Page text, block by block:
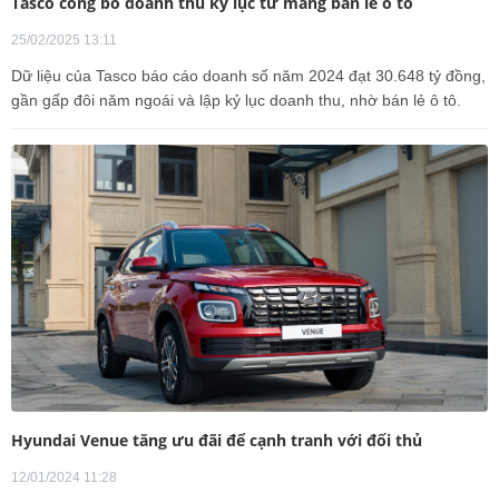
25/02/2025 13:11
Dữ liệu của Tasco báo cáo doanh số năm 2024 đạt 30.648 tỷ đồng,
gần gấp đôi năm ngoái và lập kỷ lục doanh thu, nhờ bán lẻ ô tô.
Hyundai Venue tăng ưu đãi để cạnh tranh với đối thủ
12/01/2024 11:28